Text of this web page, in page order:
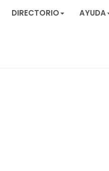
DIRECTORIO AYUDA